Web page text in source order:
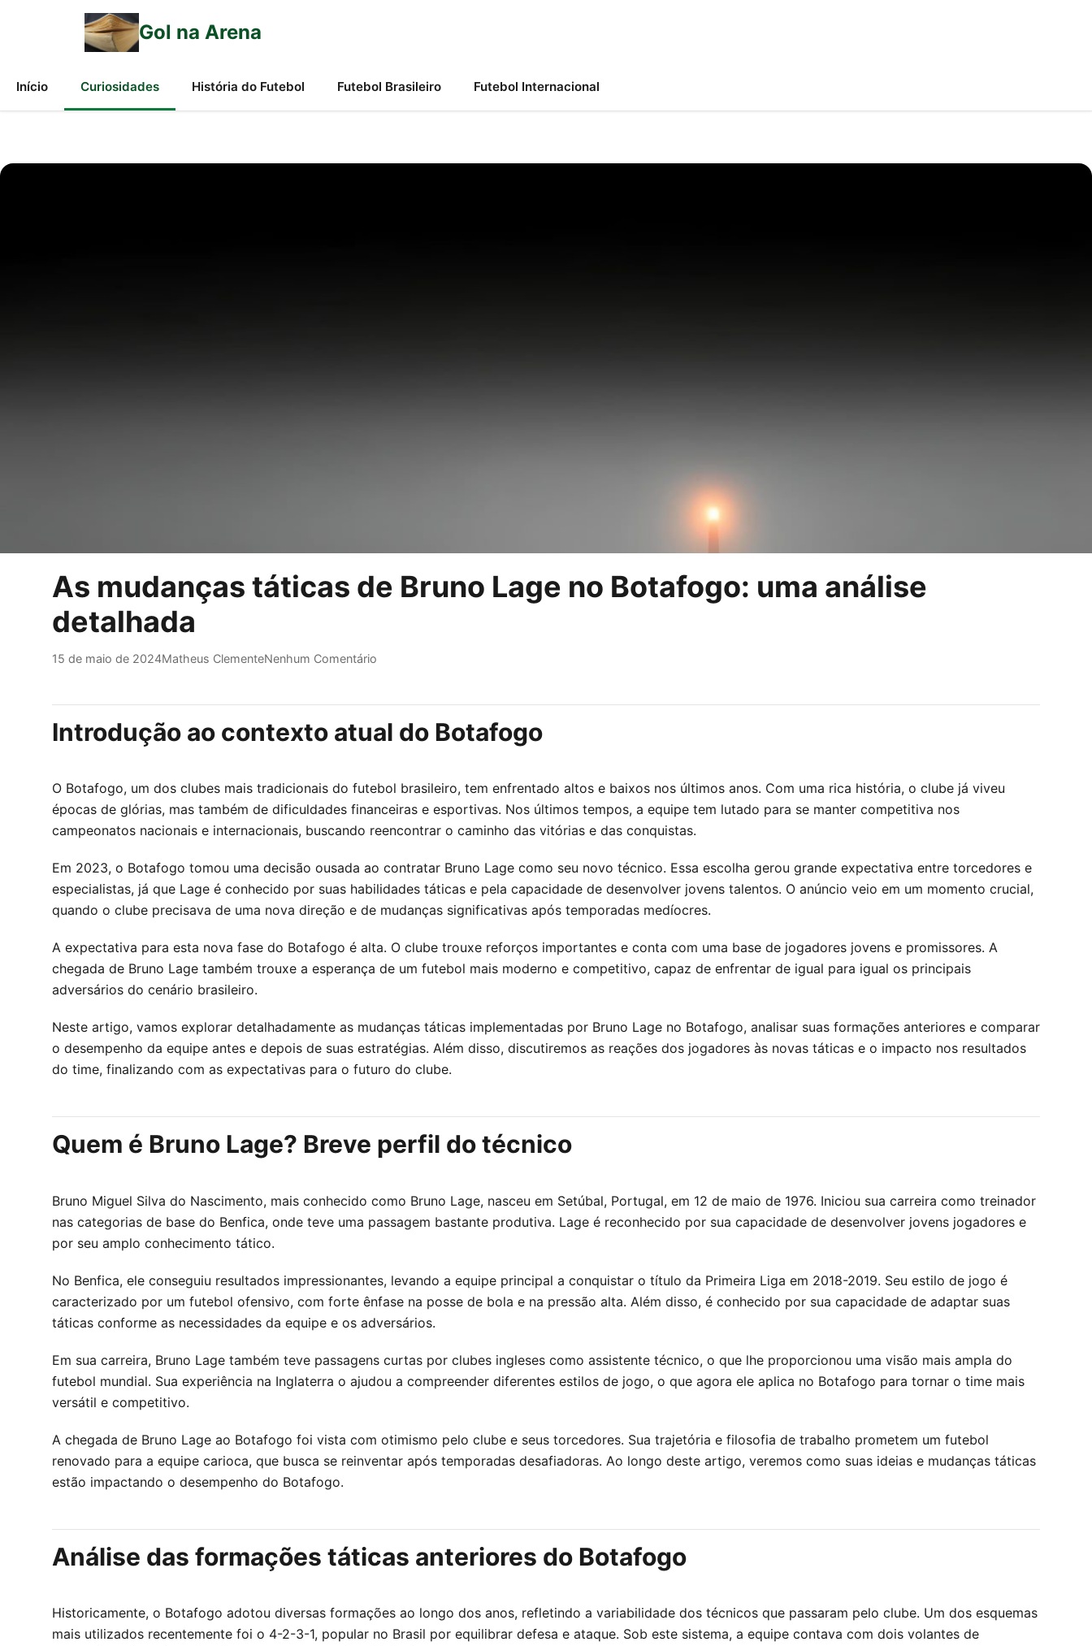
Gol na Arena
Início Curiosidades História do Futebol Futebol Brasileiro Futebol Internacional
As mudanças táticas de Bruno Lage no Botafogo: uma análise
detalhada
15 de maio de 2024Matheus ClementeNenhum Comentário
Introdução ao contexto atual do Botafogo
O Botafogo, um dos clubes mais tradicionais do futebol brasileiro, tem enfrentado altos e baixos nos últimos anos. Com uma rica história, o clube já viveu
épocas de glórias, mas também de dificuldades financeiras e esportivas. Nos últimos tempos, a equipe tem lutado para se manter competitiva nos
campeonatos nacionais e internacionais, buscando reencontrar o caminho das vitórias e das conquistas.
Em 2023, o Botafogo tomou uma decisão ousada ao contratar Bruno Lage como seu novo técnico. Essa escolha gerou grande expectativa entre torcedores e
especialistas, já que Lage é conhecido por suas habilidades táticas e pela capacidade de desenvolver jovens talentos. O anúncio veio em um momento crucial,
quando o clube precisava de uma nova direção e de mudanças significativas após temporadas medíocres.
A expectativa para esta nova fase do Botafogo é alta. O clube trouxe reforços importantes e conta com uma base de jogadores jovens e promissores. A
chegada de Bruno Lage também trouxe a esperança de um futebol mais moderno e competitivo, capaz de enfrentar de igual para igual os principais
adversários do cenário brasileiro.
Neste artigo, vamos explorar detalhadamente as mudanças táticas implementadas por Bruno Lage no Botafogo, analisar suas formações anteriores e comparar
o desempenho da equipe antes e depois de suas estratégias. Além disso, discutiremos as reações dos jogadores às novas táticas e o impacto nos resultados
do time, finalizando com as expectativas para o futuro do clube.
Quem é Bruno Lage? Breve perfil do técnico
Bruno Miguel Silva do Nascimento, mais conhecido como Bruno Lage, nasceu em Setúbal, Portugal, em 12 de maio de 1976. Iniciou sua carreira como treinador
nas categorias de base do Benfica, onde teve uma passagem bastante produtiva. Lage é reconhecido por sua capacidade de desenvolver jovens jogadores e
por seu amplo conhecimento tático.
No Benfica, ele conseguiu resultados impressionantes, levando a equipe principal a conquistar o título da Primeira Liga em 2018-2019. Seu estilo de jogo é
caracterizado por um futebol ofensivo, com forte ênfase na posse de bola e na pressão alta. Além disso, é conhecido por sua capacidade de adaptar suas
táticas conforme as necessidades da equipe e os adversários.
Em sua carreira, Bruno Lage também teve passagens curtas por clubes ingleses como assistente técnico, o que lhe proporcionou uma visão mais ampla do
futebol mundial. Sua experiência na Inglaterra o ajudou a compreender diferentes estilos de jogo, o que agora ele aplica no Botafogo para tornar o time mais
versátil e competitivo.
A chegada de Bruno Lage ao Botafogo foi vista com otimismo pelo clube e seus torcedores. Sua trajetória e filosofia de trabalho prometem um futebol
renovado para a equipe carioca, que busca se reinventar após temporadas desafiadoras. Ao longo deste artigo, veremos como suas ideias e mudanças táticas
estão impactando o desempenho do Botafogo.
Análise das formações táticas anteriores do Botafogo
Historicamente, o Botafogo adotou diversas formações ao longo dos anos, refletindo a variabilidade dos técnicos que passaram pelo clube. Um dos esquemas
mais utilizados recentemente foi o 4-2-3-1, popular no Brasil por equilibrar defesa e ataque. Sob este sistema, a equipe contava com dois volantes de